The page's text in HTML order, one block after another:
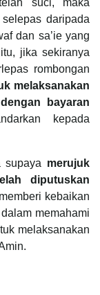
daripada
dan sa’ie yang
jika sekiranya
rombongan
melaksanakan
bayaran
kepada
supaya merujuk
diputuskan
kebaikan
memahami
melaksanakan